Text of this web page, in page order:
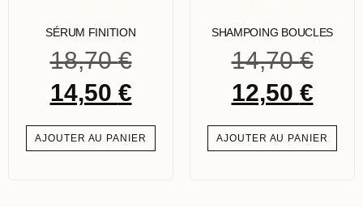
SÉRUM FINITION
18,70€
14,50 €
AJOUTER AU PANIER
SHAMPOING BOUCLES
14,70€
12,50 €
AJOUTER AU PANIER